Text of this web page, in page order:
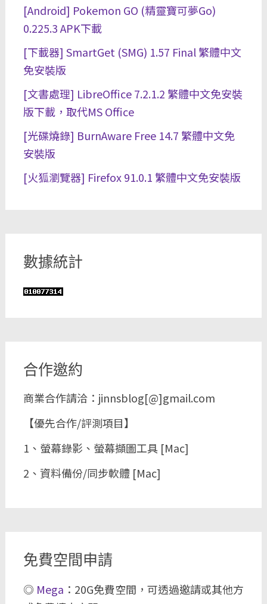
[Android] Pokemon GO (精靈寶可夢Go)
0.225.3 APK下載
[下載器] SmartGet (SMG) 1.57 Final 繁體中文
免安裝版
[文書處理] LibreOffice 7.2.1.2 繁體中文免安裝
版下載，取代MS Office
[光碟燒錄] BurnAware Free 14.7 繁體中文免
安裝版
[火狐瀏覽器] Firefox 91.0.1 繁體中文免安裝版
數據統計
合作邀約
商業合作請洽：jinnsblog[@]gmail.com
【優先合作/評測項目】
1、螢幕錄影、螢幕擷圖工具 [Mac]
2、資料備份/同步軟體 [Mac]
免費空間申請
◎ Mega ：20G免費空間，可透過邀請或其他方